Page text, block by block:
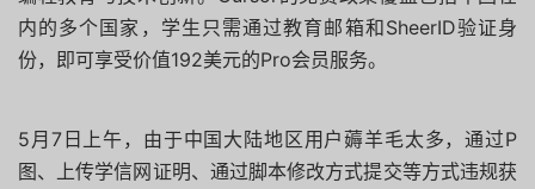
内的多个国家，学生只需通过教育邮箱和SheerID验证身
份，即可享受价值192美元的Pro会员服务。
5月7日上午，由于中国大陆地区用户薅羊毛太多，通过P
图、上传学信网证明、通过脚本修改方式提交等方式违规获